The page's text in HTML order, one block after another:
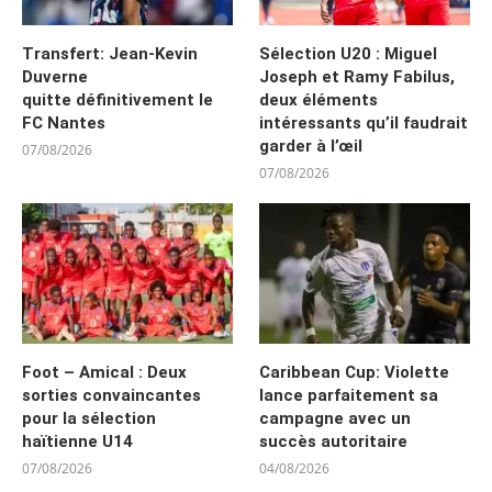
Transfert: Jean-Kevin
Duverne
quitte définitivement le
FC Nantes
07/08/2026
Sélection U20 : Miguel
Joseph et Ramy Fabilus,
deux éléments
intéressants qu’il faudrait
garder à l’œil
07/08/2026
Foot – Amical : Deux
sorties convaincantes
pour la sélection
haïtienne U14
07/08/2026
Caribbean Cup: Violette
lance parfaitement sa
campagne avec un
succès autoritaire
04/08/2026